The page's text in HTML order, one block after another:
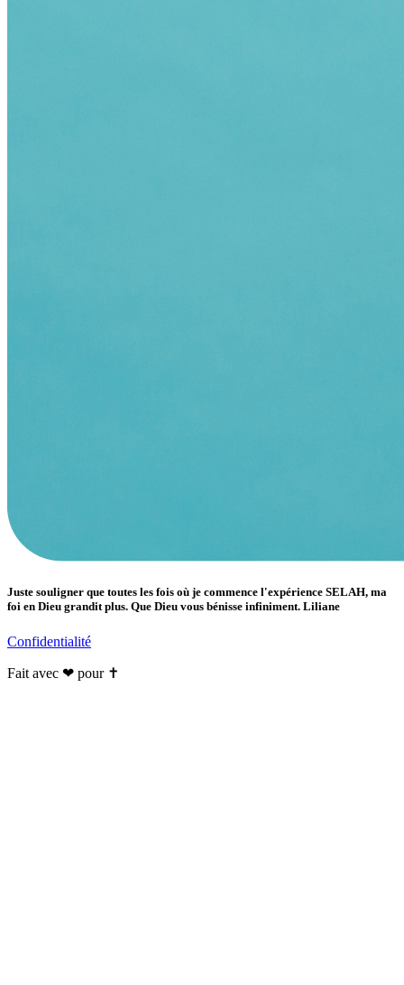
Juste souligner que toutes les fois où je commence l'expérience SELAH, ma
foi en Dieu grandit plus. Que Dieu vous bénisse infiniment. Liliane
Confidentialité
Fait avec ❤ pour ✝️️